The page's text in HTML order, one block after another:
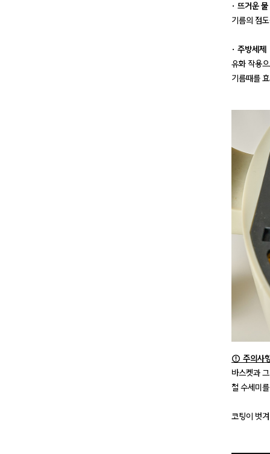
· 뜨거운 물
기름의 점
· 주방세제
유화 작용
기름때를
⚠️ 주의사
바스켓과
철 수세미
코팅이 벗